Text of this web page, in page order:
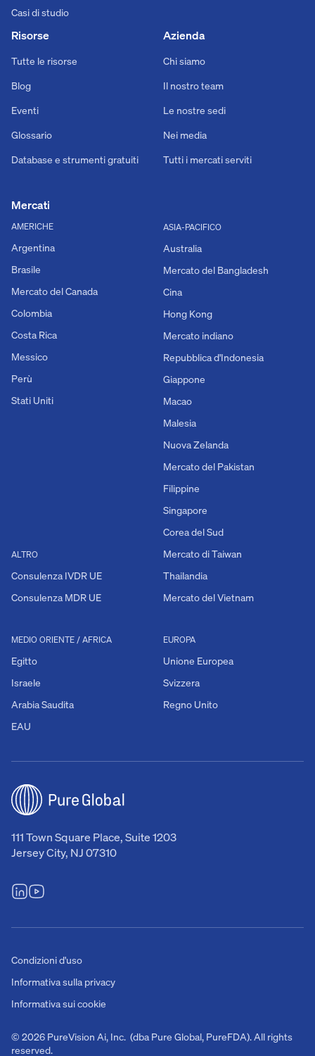
111 Town Square Place, Suite 1203
Jersey City, NJ 07310
Casi di studio
Risorse
Tutte le risorse
Blog
Eventi
Glossario
Database e strumenti gratuiti
Azienda
Chi siamo
Il nostro team
Le nostre sedi
Nei media
Tutti i mercati serviti
Mercati
AMERICHE
Argentina
Brasile
Mercato del Canada
Colombia
Costa Rica
Messico
Perù
Stati Uniti
ALTRO
Consulenza IVDR UE
Consulenza MDR UE
EUROPA
Unione Europea
Svizzera
Regno Unito
MEDIO ORIENTE / AFRICA
Egitto
Israele
Arabia Saudita
EAU
ASIA-PACIFICO
Australia
Mercato del Bangladesh
Cina
Hong Kong
Mercato indiano
Repubblica d'Indonesia
Giappone
Macao
Malesia
Nuova Zelanda
Mercato del Pakistan
Filippine
Singapore
Corea del Sud
Mercato di Taiwan
Thailandia
Mercato del Vietnam
© 2026 PureVision Ai, Inc. (dba Pure Global, PureFDA). All rights
reserved.
Condizioni d'uso
Informativa sulla privacy
Informativa sui cookie